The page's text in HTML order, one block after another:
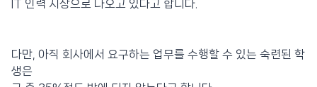
IT 인력 시장으로 나오고 있다고 합니다.
다만, 아직 회사에서 요구하는 업무를 수행할 수 있는 숙련된 학
생은